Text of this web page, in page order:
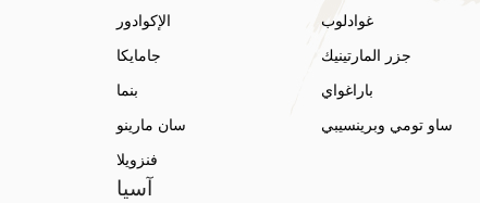
الإكوادور
غوادلوب
جامايكا
جزر المارتينيك
بنما
باراغواي
سان مارينو
ساو تومي وبرينسيبي
فنزويلا
آسيا